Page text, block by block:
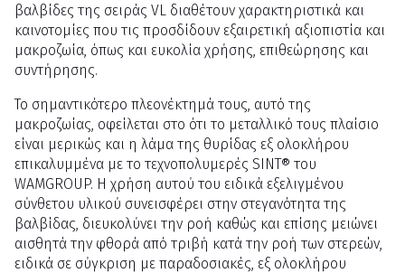
βαλβίδες της σειράς VL διαθέτουν χαρακτηριστικά και
καινοτομίες που τις προσδίδουν εξαιρετική αξιοπιστία και
μακροζωία, όπως και ευκολία χρήσης, επιθεώρησης και
συντήρησης.
Το σημαντικότερο πλεονέκτημά τους, αυτό της
μακροζωίας, οφείλεται στο ότι το μεταλλικό τους πλαίσιο
είναι μερικώς και η λάμα της θυρίδας εξ ολοκλήρου
επικαλυμμένα με το τεχνοπολυμερές SINT® του
WAMGROUP. Η χρήση αυτού του ειδικά εξελιγμένου
σύνθετου υλικού συνεισφέρει στην στεγανότητα της
βαλβίδας, διευκολύνει την ροή καθώς και επίσης μειώνει
αισθητά την φθορά από τριβή κατά την ροή των στερεών,
ειδικά σε σύγκριση με παραδοσιακές, εξ ολοκλήρου